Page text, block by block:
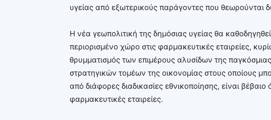
υγείας από εξωτερικούς παράγοντες που θεωρούνται
Η νέα γεωπολιτική της δημόσιας υγείας θα
περιορισμένο χώρο στις φαρμακευτικές εταιρείες,
θρυμματισμός των επιμέρους αλυσίδων της
στρατηγικών τομέων της οικονομίας στους οποίους
από διάφορες διαδικασίες εθνικοποίησης, είναι βέβαιο
φαρμακευτικές εταιρείες.